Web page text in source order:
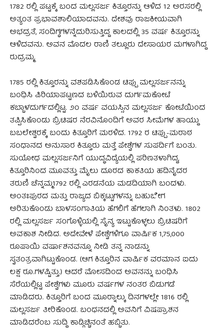
1782 ರಲ್ಲಿ ಪಟ್ಟಕ್ಕೆ ಬಂದ ಮಲ್ಲಸರ್ಜ ಕಿತ್ತೂರನ್ನು ಆಳಿದ 12 ಅರಸರಲ್ಲಿ
ಅತ್ಯಂತ ಪ್ರಭಾವಶಾಲಿಯಾದವನು. ದೇಶವು ರಾಜಕೀಯವಾಗಿ
ಅಭದ್ರತೆ, ಸಂದಿಗ್ಧಗಳನ್ನೆದುರಿಸುತ್ತಿದ್ದ ಕಾಲದಲ್ಲಿ 35 ವರ್ಷ ಕಿತ್ತೂರನ್ನು
ಆಳಿದವನು. ಅವನ ಮೊದಲ ರಾಣಿ ತಲ್ಲೂರು ದೇಸಾಯರ ಮಗಳಾಗಿದ್ದ
ರುದ್ರಮ್ಮ.
1785 ರಲ್ಲಿ ಕಿತ್ತೂರನ್ನು ವಶಪಡಿಸಿಕೊಂಡ ಟಿಪ್ಪು ಮಲ್ಲಸರ್ಜನನ್ನು
ಬಂಧಿಸಿ ಪಿರಿಯಾಪಟ್ಟಣದ ಬಳಿಯಿರುವ ದುರ್ಗಮಕೋಟೆ
ಕಬ್ಬಾಳದುರ್ಗದಲ್ಲಿಟ್ಟ. ೨೦ ವರ್ಷ ವಯಸ್ಸಿನ ಮಲ್ಲಸರ್ಜ ಕೋಟೆಯಿಂದ
ತಪ್ಪಿಸಿಕೊಂಡು ಬ್ರಿಟಿಷರ ನೆರವಿನೊಂದಿಗೆ ಅವರ ಸೀಮೆಗಳ ಹಾಯ್ದು
ಬಬಲೇಶ್ವರಕ್ಕೆ ಬಂದು ಕಿತ್ತೂರಿಗೆ ಮರಳಿದ. 1792 ರ ಟಿಪ್ಪು-ಮರಾಠ
ಸಂಧಾನದ ಅನುಸಾರ ಕಿತ್ತೂರು ಮತ್ತೆ ಪೇಶ್ವೆಗಳ ಸುಪರ್ದಿಗೆ ಬಂತು.
ಸುಯೋಧ ಮಲ್ಲಸರ್ಜನಿಗೆ ಯುದ್ಧವಿದ್ಯೆಯಲ್ಲಿ ಪರಿಣತಳಾಗಿದ್ದ,
ಕಿತ್ತೂರಿನಿಂದ ಮೂವತ್ತು ಮೈಲು ದೂರದ ಕಾಕತಿಯ ಹದಿನೈದರ
ತರುಣಿ ಚೆನ್ನಮ್ಮ1792 ರಲ್ಲಿ ಎರಡನೆಯ ಮಡದಿಯಾಗಿ ಬಂದಳು.
ಅಂತಃಪುರದ ಮತ್ತು ರಾಜ್ಯದ ಬಿಕ್ಕಟ್ಟುಗಳನ್ನು ಬಹುಬೇಗ
ಅರಿತುಕೊಂಡು ಬಾಳಸಂಗಾತಿಯ ಹೆಗಲಿಗೆ ಹೆಗಲಾಗಿ ನಿಂತಳು. 1802
ರಲ್ಲಿ ಮಲ್ಲಸರ್ಜ ಸಂಗೊಳ್ಳಿಯಲ್ಲಿ ಸೈನ್ಯ ಇಟ್ಟುಕೊಳ್ಳಲು ಬ್ರಿಟಿಷರಿಗೆ
ಅವಕಾಶ ನೀಡಿದ. ಅದೇವೇಳೆ ಪೇಶ್ವೆಗಳಿಗೂ ವಾರ್ಷಿಕ 1,75,000
ರೂಪಾಯಿ ವರ್ಷಾಶನವನ್ನೂ ನೀಡಿ ತನ್ನ ನಾಡನ್ನು
ಸ್ವತಂತ್ರವಾಗಿಟ್ಟುಕೊಂಡ. (ಆಗ ಕಿತ್ತೂರಿನ ವಾರ್ಷಿಕ ವರಮಾನ ಐದು
ಲಕ್ಷ ರೂ.ಗಳಷ್ಟಿತ್ತು.) ಆದರೆ ಮೋಸದಿಂದ ಅವನನ್ನು ಬಂಧಿಸಿ
ಸೆರೆಯಲ್ಲಿಟ್ಟ ಪೇಶ್ವೆಗಳು ಮೂರು ವರ್ಷಗಳ ನಂತರ ಬಿಡುಗಡೆ
ಮಾಡಿದರು. ಕಿತ್ತೂರಿಗೆ ಬಂದ ಮೂರ‍್ನಾಲ್ಕು ದಿನಗಳಲ್ಲೇ 1816 ರಲ್ಲಿ
ಮಲ್ಲಸರ್ಜ ತೀರಿಕೊಂಡ. ಬಂಧನದಲ್ಲಿ ಅವನಿಗೆ ವಿಷಪ್ರಾಶನ
ಮಾಡಿದರೆಂಬ ಸುದ್ದಿ ಕಾಡ್ಗಿಚ್ಚಿನಂತೆ ಹಬ್ಬಿತು.